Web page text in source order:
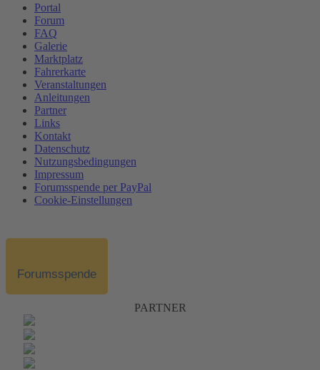
Portal
Forum
FAQ
Galerie
Marktplatz
Fahrerkarte
Veranstaltungen
Anleitungen
Partner
Links
Kontakt
Datenschutz
Nutzungsbedingungen
Impressum
Forumsspende per PayPal
Cookie-Einstellungen
Forumsspende
PARTNER